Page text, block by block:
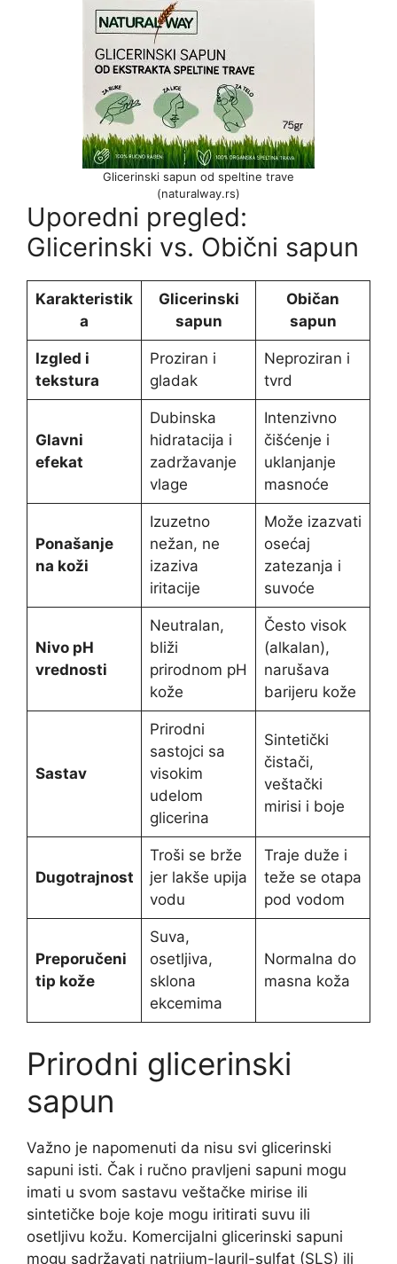
Glicerinski sapun od speltine trave
(naturalway.rs)
Uporedni pregled:
Glicerinski vs. Obični sapun
Karakteristik
a
Glicerinski
sapun
Običan
sapun
Izgled i
tekstura
Proziran i
gladak
Neproziran i
tvrd
Glavni
efekat
Dubinska
hidratacija i
zadržavanje
vlage
Intenzivno
čišćenje i
uklanjanje
masnoće
Ponašanje
na koži
Izuzetno
nežan, ne
izaziva
iritacije
Može izazvati
osećaj
zatezanja i
suvoće
Nivo pH
vrednosti
Neutralan,
bliži
prirodnom pH
kože
Često visok
(alkalan),
narušava
barijeru kože
Sastav
Prirodni
sastojci sa
visokim
udelom
glicerina
Sintetički
čistači,
veštački
mirisi i boje
Dugotrajnost
Troši se brže
jer lakše upija
vodu
Traje duže i
teže se otapa
pod vodom
Preporučeni
tip kože
Suva,
osetljiva,
sklona
ekcemima
Normalna do
masna koža
Prirodni glicerinski
sapun
Važno je napomenuti da nisu svi glicerinski
sapuni isti. Čak i ručno pravljeni sapuni mogu
imati u svom sastavu veštačke mirise ili
sintetičke boje koje mogu iritirati suvu ili
osetljivu kožu. Komercijalni glicerinski sapuni
mogu sadržavati natrijum-lauril-sulfat (SLS) ili